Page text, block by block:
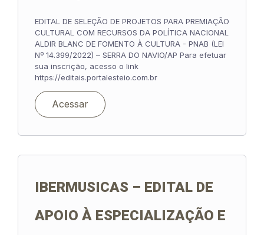
EDITAL DE SELEÇÃO DE PROJETOS PARA PREMIAÇÃO
CULTURAL COM RECURSOS DA POLÍTICA NACIONAL
ALDIR BLANC DE FOMENTO À CULTURA - PNAB (LEI
Nº 14.399/2022) – SERRA DO NAVIO/AP Para efetuar
sua inscrição, acesso o link
https://editais.portalesteio.com.br
Acessar
IBERMUSICAS – EDITAL DE
APOIO À ESPECIALIZAÇÃO E